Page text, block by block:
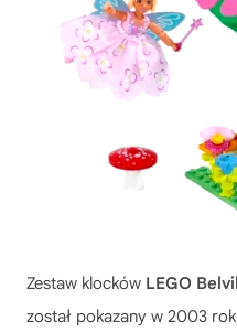
Zestaw klocków LEGO
został pokazany w 2003